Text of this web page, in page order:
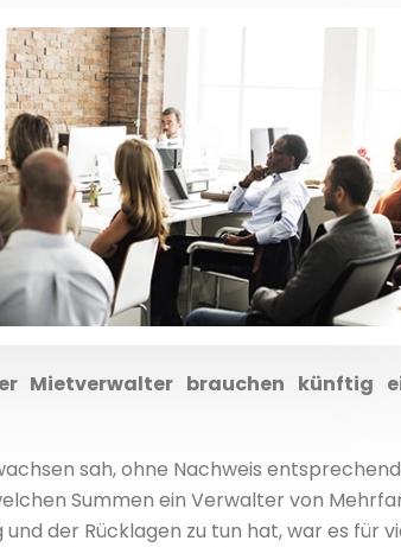
Mietverwalter brauchen künftig
sah, ohne Nachweis
Summen ein Verwalter von
der Rücklagen zu tun hat, war es für